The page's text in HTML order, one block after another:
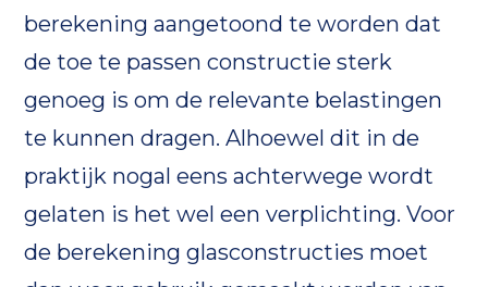
berekening aangetoond te worden dat
de toe te passen constructie sterk
genoeg is om de relevante belastingen
te kunnen dragen. Alhoewel dit in de
praktijk nogal eens achterwege wordt
gelaten is het wel een verplichting. Voor
de berekening glasconstructies moet